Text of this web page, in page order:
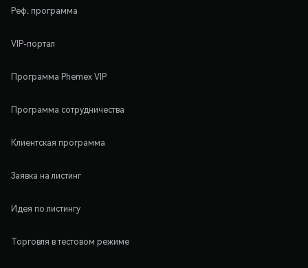
Реф. программа
VIP-портал
Программа Phemex VIP
Программа сотрудничества
Клиентская программа
Заявка на листинг
Идея по листингу
Торговля в тестовом режиме